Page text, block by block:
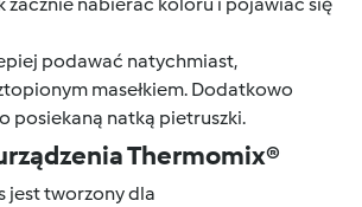
zacznie nabierać koloru i pojawiać się
podawać natychmiast,
masełkiem. Dodatkowo
posiekaną natką pietruszki.
Thermomix®
jest tworzony dla